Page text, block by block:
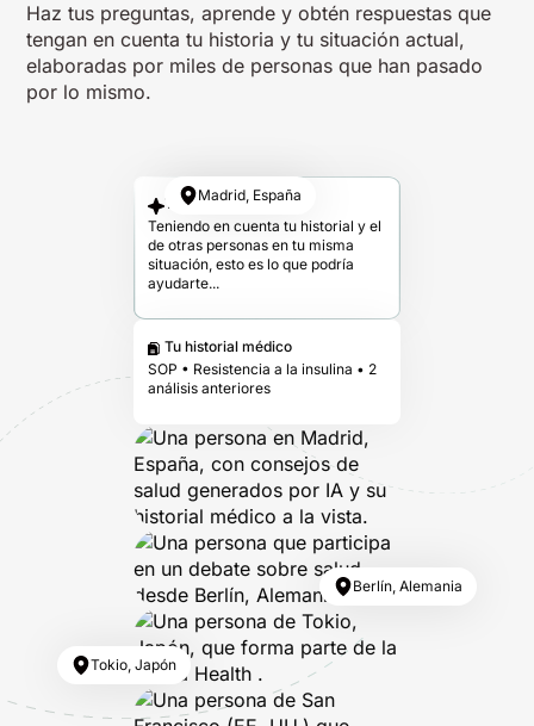
Haz tus preguntas, aprende y obtén respuestas que
tengan en cuenta tu historia y tu situación actual,
elaboradas por miles de personas que han pasado
por lo mismo.
Madrid, España
Tu respuesta
Teniendo en cuenta tu historial y el
de otras personas en tu misma
situación, esto es lo que podría
ayudarte...
Tu historial médico
SOP • Resistencia a la insulina • 2
análisis anteriores
Berlín, Alemania
Tokio, Japón